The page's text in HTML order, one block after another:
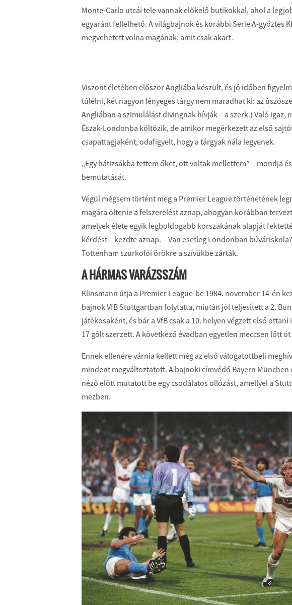
Monte-Carlo utcái tele vannak előkelő butikokkal, ahol a
egyaránt fellelhető. A világbajnok és korábbi Serie A-győztes
megvehetett volna magának, amit csak akart.
Viszont életében először Angliába készült, és jó időben
túlélni, két nagyon lényeges tárgy nem maradhat ki: az
Angliában a szimulálást divingnak hívják – a szerk.) Való igaz,
Észak-Londonba költözik, de amikor megérkezett az első
csapattagjaként, odafigyelt, hogy a tárgyak nála legyenek.
„Egy hátizsákba tettem őket, ott voltak mellettem” – mondja
bemutatását.
Végül mégsem történt meg a Premier League történetének
magára öltenie a felszerelést aznap, ahogyan korábban
amelyek élete egyik legboldogabb korszakának alapját
kérdést – kezdte aznap. – Van esetleg Londonban
Tottenham szurkolói örökre a szívükbe zárták.
A HÁRMAS VARÁZSSZÁM
Klinsmann útja a Premier League-be 1984. november 14-én
bajnok VfB Stuttgartban folytatta, miután jól teljesített a 2.
játékosaként, és bár a VfB csak a 10. helyen végzett első
17 gólt szerzett. A következő évadban egyetlen meccsen lőtt
Ennek ellenére várnia kellett még az első válogatottbeli
mindent megváltoztatott. A bajnoki címvédő Bayern
néző előtt mutatott be egy csodálatos ollózást, amellyel a
mezben.